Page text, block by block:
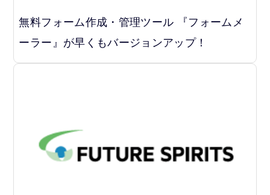
無料フォーム作成・管理ツール 『フォームメ
ーラー』が早くもバージョンアップ！